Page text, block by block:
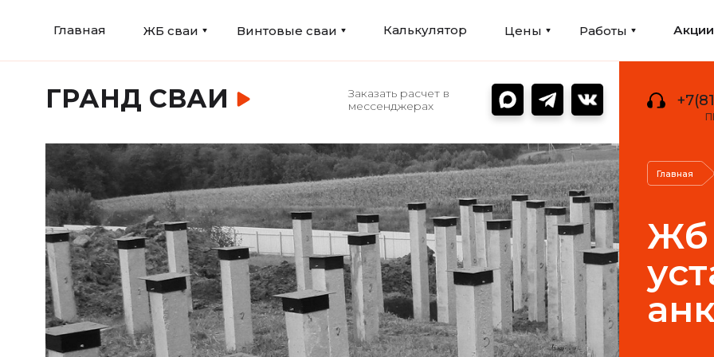
Главная ЖБ сваи Винтовые сваи Калькулятор Цены Работы Акции
ГРАНД СВАИ
Заказать расчет в
мессенджерах
Главная
Жб